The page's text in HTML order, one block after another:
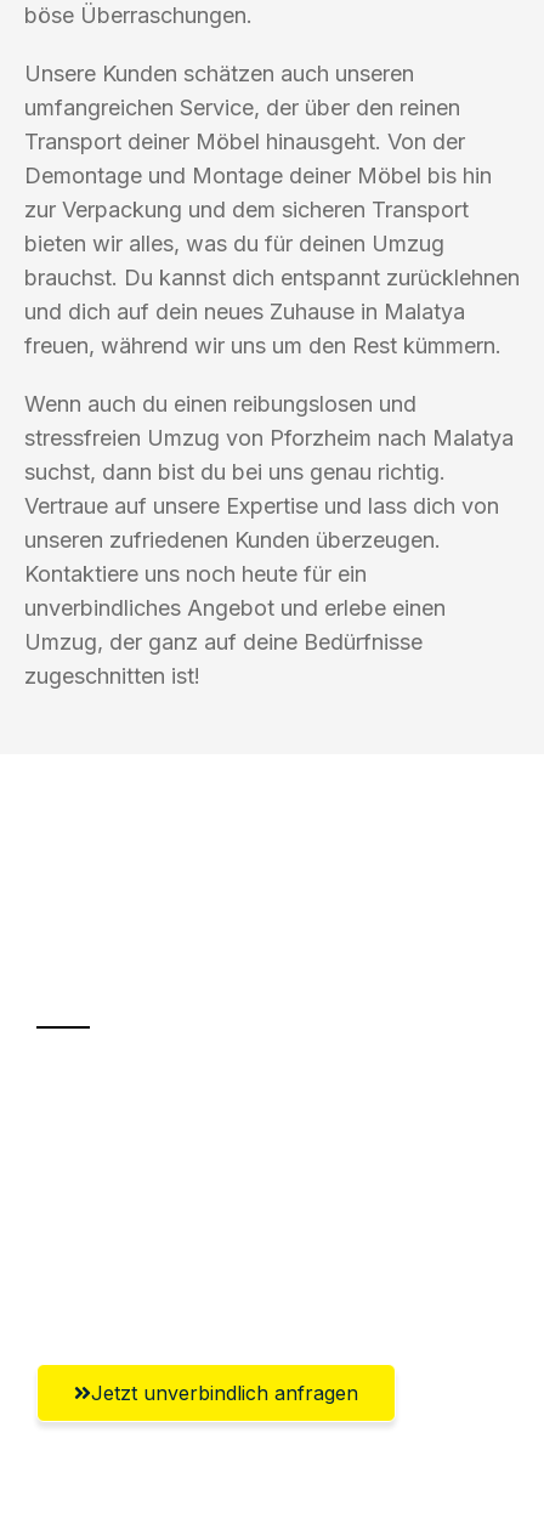
böse Überraschungen.
Unsere Kunden schätzen auch unseren
umfangreichen Service, der über den reinen
Transport deiner Möbel hinausgeht. Von der
Demontage und Montage deiner Möbel bis hin
zur Verpackung und dem sicheren Transport
bieten wir alles, was du für deinen Umzug
brauchst. Du kannst dich entspannt zurücklehnen
und dich auf dein neues Zuhause in Malatya
freuen, während wir uns um den Rest kümmern.
Wenn auch du einen reibungslosen und
stressfreien Umzug von Pforzheim nach Malatya
suchst, dann bist du bei uns genau richtig.
Vertraue auf unsere Expertise und lass dich von
unseren zufriedenen Kunden überzeugen.
Kontaktiere uns noch heute für ein
unverbindliches Angebot und erlebe einen
Umzug, der ganz auf deine Bedürfnisse
zugeschnitten ist!
Jetzt unverbindlich anfragen